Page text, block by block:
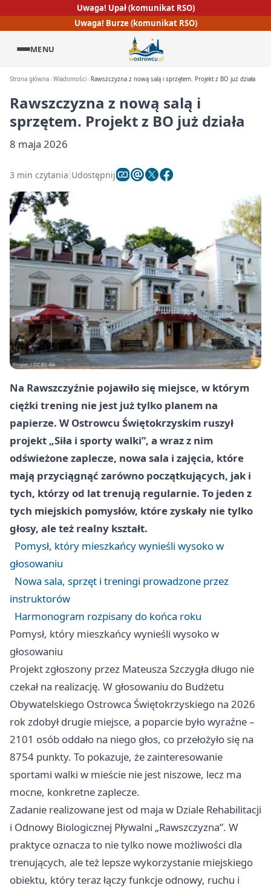
Uwaga! Upał (komunikat RSO)
Uwaga! Burze (komunikat RSO)
MENU
Strona główna Wiadomości Rawszczyzna z nową salą i sprzętem. Projekt z BO już działa
Rawszczyzna z nową salą i
sprzętem. Projekt z BO już działa
8 maja 2026
3 min czytania Udostępnij
Na Rawszczyźnie pojawiło się miejsce, w którym
ciężki trening nie jest już tylko planem na
papierze. W Ostrowcu Świętokrzyskim ruszył
projekt „Siła i sporty walki”, a wraz z nim
odświeżone zaplecze, nowa sala i zajęcia, które
mają przyciągnąć zarówno początkujących, jak i
tych, którzy od lat trenują regularnie. To jeden z
tych miejskich pomysłów, które zyskały nie tylko
głosy, ale też realny kształt.
Pomysł, który mieszkańcy wynieśli wysoko w
głosowaniu
Nowa sala, sprzęt i treningi prowadzone przez
instruktorów
Harmonogram rozpisany do końca roku
Pomysł, który mieszkańcy wynieśli wysoko w
głosowaniu
Projekt zgłoszony przez Mateusza Szczygła długo nie
czekał na realizację. W głosowaniu do Budżetu
Obywatelskiego Ostrowca Świętokrzyskiego na 2026
rok zdobył drugie miejsce, a poparcie było wyraźne –
2101 osób oddało na niego głos, co przełożyło się na
8754 punkty. To pokazuje, że zainteresowanie
sportami walki w mieście nie jest niszowe, lecz ma
mocne, konkretne zaplecze.
Zadanie realizowane jest od maja w Dziale Rehabilitacji
i Odnowy Biologicznej Pływalni „Rawszczyzna”. W
praktyce oznacza to nie tylko nowe możliwości dla
trenujących, ale też lepsze wykorzystanie miejskiego
obiektu, który teraz łączy funkcje odnowy, ruchu i